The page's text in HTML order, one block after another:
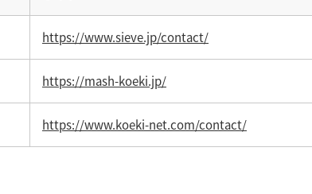
https://www.sieve.jp/contact/
https://mash-koeki.jp/
https://www.koeki-net.com/contact/